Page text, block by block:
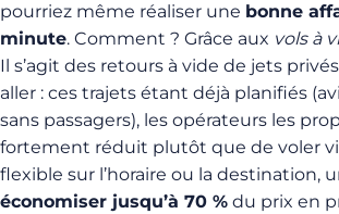
pourriez même réaliser une bonne
minute. Comment ? Grâce aux vols à
Il s’agit des retours à vide de jets
aller : ces trajets étant déjà planifiés
sans passagers), les opérateurs les
fortement réduit plutôt que de voler
flexible sur l’horaire ou la destination,
économiser jusqu’à 70 % du prix en